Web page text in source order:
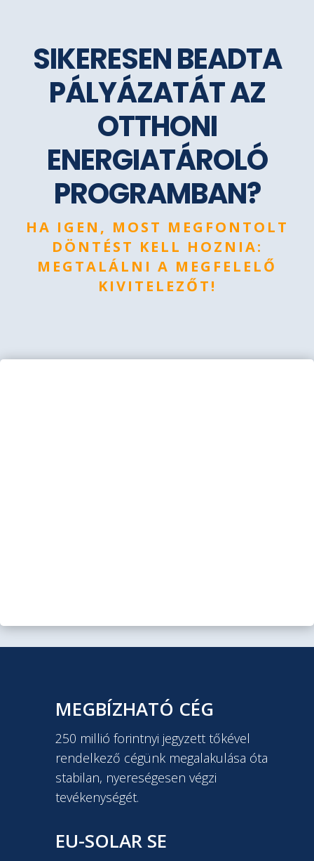
SIKERESEN BEADTA
PÁLYÁZATÁT AZ
OTTHONI
ENERGIATÁROLÓ
PROGRAMBAN?
HA IGEN, MOST MEGFONTOLT
DÖNTÉST KELL HOZNIA:
MEGTALÁLNI A MEGFELELŐ
KIVITELEZŐT!
MEGBÍZHATÓ CÉG
250 millió forintnyi jegyzett tőkével
rendelkező cégünk megalakulása óta
stabilan, nyereségesen végzi
tevékenységét.
EU-SOLAR SE